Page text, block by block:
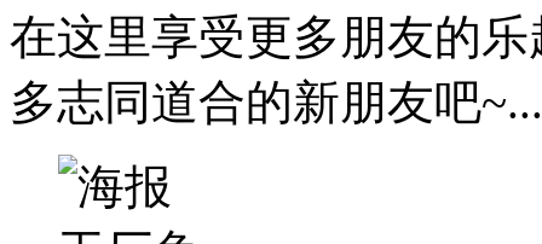
在这里享受更多朋友的
多志同道合的新朋友吧~...